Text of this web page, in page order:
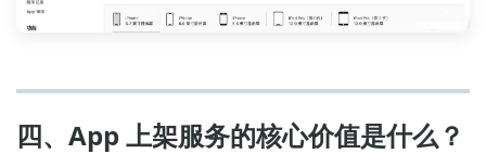
四、App 上架服务的核心价值是什么？